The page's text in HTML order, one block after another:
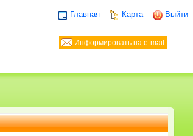
Главная Карта Выйти
Информировать на e-mail